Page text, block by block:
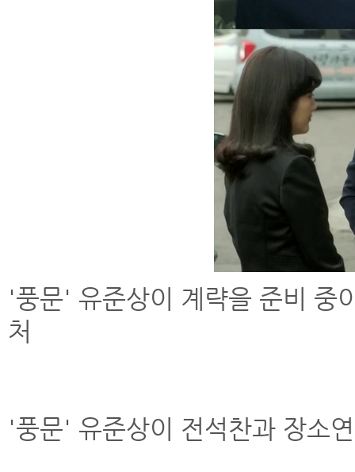
'풍문' 유준상이 계략을 준비 중
처
'풍문' 유준상이 전석찬과 장소